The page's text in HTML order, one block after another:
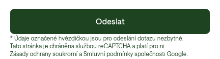
Odeslat
* Údaje označené hvězdičkou jsou pro odeslání dotazu nezbytné.
Tato stránka je chráněna službou reCAPTCHA a platí pro ni
Zásady ochrany soukromí a Smluvní podmínky společnosti Google.